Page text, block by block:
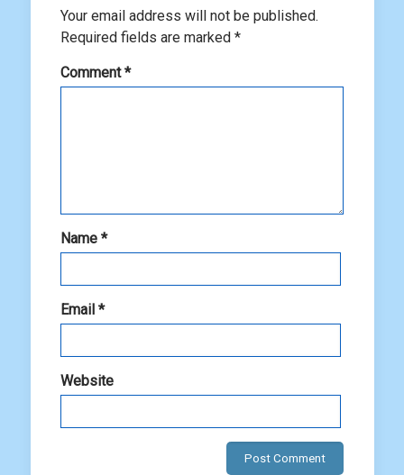
Your email address will not be published.
Required fields are marked *
Comment*
Name *
Email *
Website